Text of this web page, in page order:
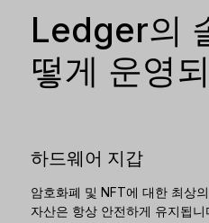
Ledger의
떻게 운영
하드웨어 지갑
암호화폐 및 NFT에 대한 최상
자산은 항상 안전하게 유지됩니